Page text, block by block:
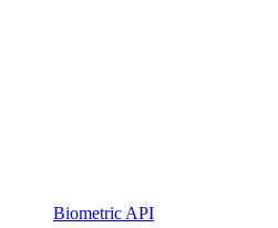
Biometric API